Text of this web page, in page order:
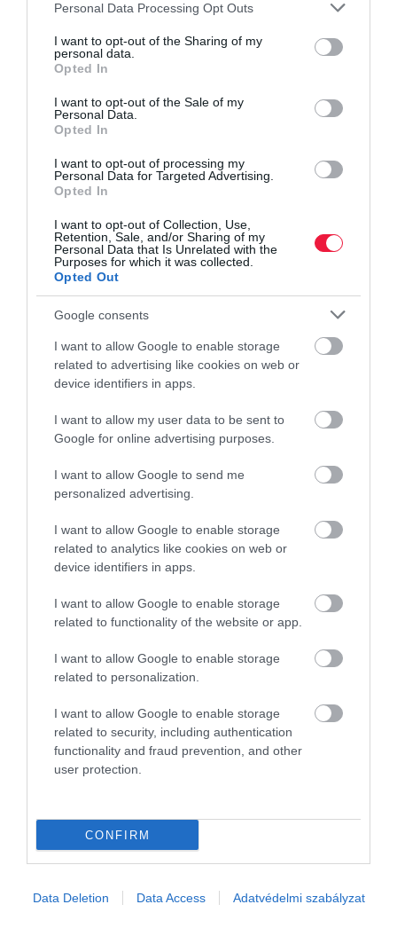
Please note that this website/app uses one or more Google
not limited to your visit or usage behaviour. You may click to
grant or deny consent to Google and its third-party tags to
use your data for below specified purposes in below Google
consent section.
Personal Data Processing Opt Outs
I want to opt-out of the Sharing of my
personal data.
Opted In
I want to opt-out of the Sale of my
Personal Data.
Opted In
I want to opt-out of processing my
Personal Data for Targeted Advertising.
Opted In
I want to opt-out of Collection, Use,
Retention, Sale, and/or Sharing of my
Personal Data that Is Unrelated with the
Purposes for which it was collected.
Opted Out
Google consents
I want to allow Google to enable storage
related to advertising like cookies on web or
device identifiers in apps.
I want to allow my user data to be sent to
Google for online advertising purposes.
I want to allow Google to send me
personalized advertising.
I want to allow Google to enable storage
related to analytics like cookies on web or
device identifiers in apps.
I want to allow Google to enable storage
related to functionality of the website or app.
I want to allow Google to enable storage
related to personalization.
I want to allow Google to enable storage
related to security, including authentication
functionality and fraud prevention, and other
user protection.
CONFIRM
Data Deletion Data Access Adatvédelmi szabályzat
NÖVÉNYTERMESZTÉS
Mekkora felvásárlási árnál éri meg dinnyét
termeszteni?
Az önköltségi szint alá csökkent a görögdinnye termelői ára a
július közepi lehűlés és az európai túlkínálat miatt, ami
hosszú távon a…